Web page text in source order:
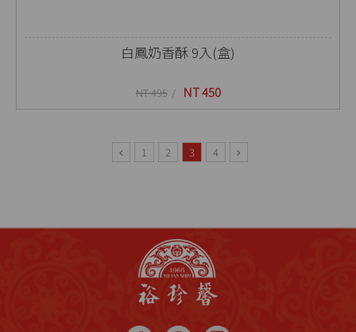
白鳳奶香酥 9入(盒)
NT 495 NT 450
1 2 3 4